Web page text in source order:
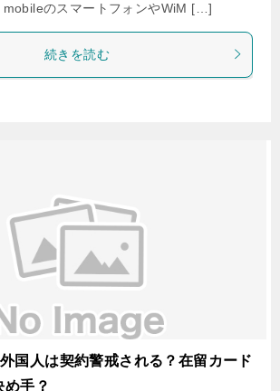
mobileのスマートフォンやWiM […]
続きを読む
国人は契約警戒される？在留カード
め手？